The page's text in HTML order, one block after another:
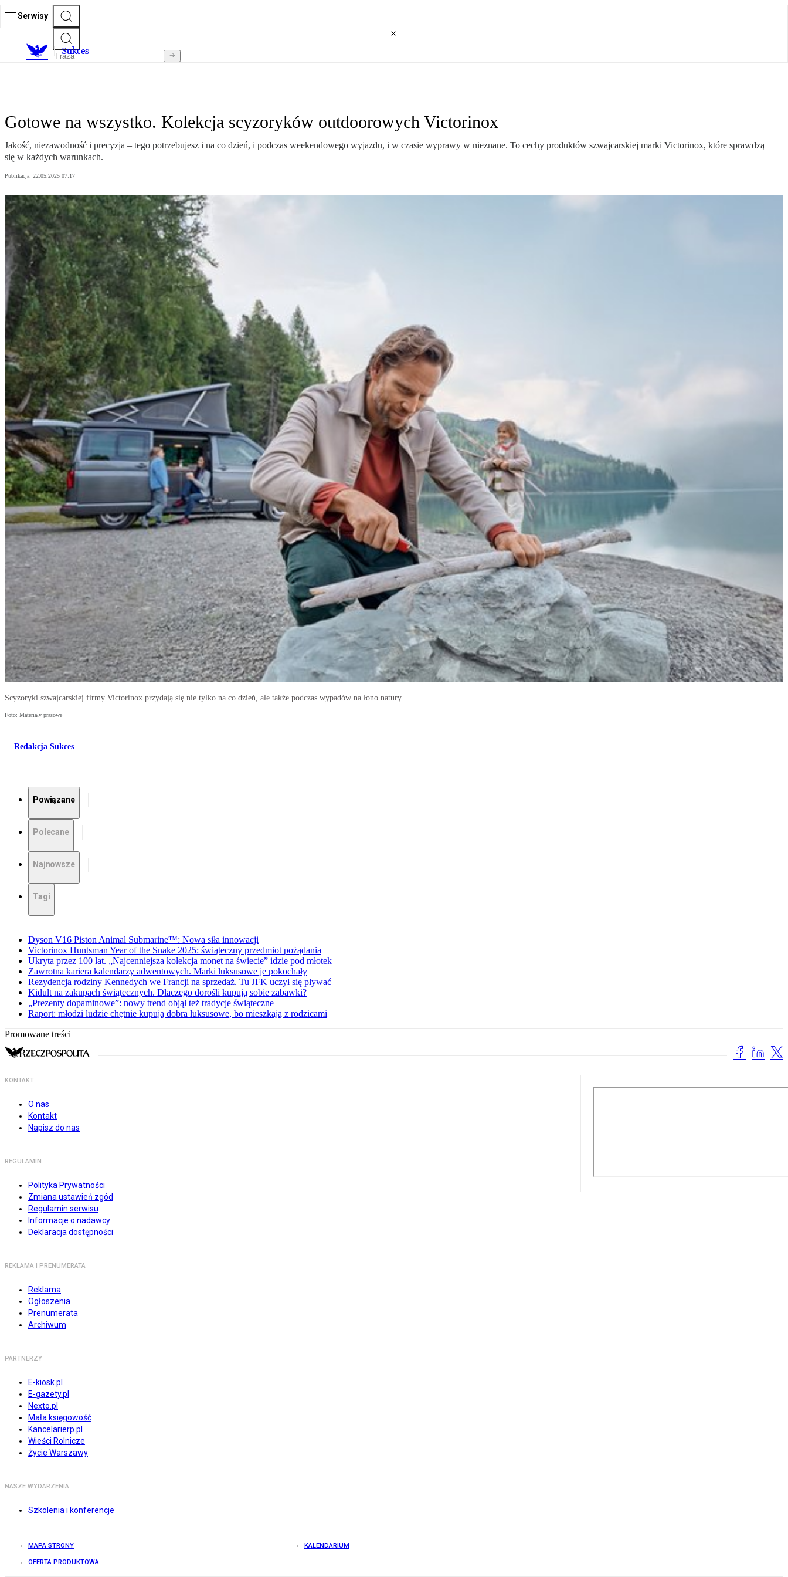
Serwisy
Sukces
Gotowe na wszystko. Kolekcja scyzoryków outdoorowych Victorinox
Jakość, niezawodność i precyzja – tego potrzebujesz i na co dzień, i podczas weekendowego wyjazdu, i w czasie wyprawy w nieznane. To cechy produktów szwajcarskiej marki Victorinox, które sprawdzą
się w każdych warunkach.
Publikacja: 22.05.2025 07:17
Scyzoryki szwajcarskiej firmy Victorinox przydają się nie tylko na co dzień, ale także podczas wypadów na łono natury.
Foto: Materiały prasowe
Redakcja Sukces
Powiązane
Polecane
Najnowsze
Tagi
Dyson V16 Piston Animal Submarine™: Nowa siła innowacji
Victorinox Huntsman Year of the Snake 2025: świąteczny przedmiot pożądania
Ukryta przez 100 lat. „Najcenniejsza kolekcja monet na świecie” idzie pod młotek
Zawrotna kariera kalendarzy adwentowych. Marki luksusowe je pokochały
Rezydencja rodziny Kennedych we Francji na sprzedaż. Tu JFK uczył się pływać
Kidult na zakupach świątecznych. Dlaczego dorośli kupują sobie zabawki?
„Prezenty dopaminowe”: nowy trend objął też tradycje świąteczne
Raport: młodzi ludzie chętnie kupują dobra luksusowe, bo mieszkają z rodzicami
Promowane treści
KONTAKT
O nas
Kontakt
Napisz do nas
REGULAMIN
Polityka Prywatności
Zmiana ustawień zgód
Regulamin serwisu
Informacje o nadawcy
Deklaracja dostępności
REKLAMA I PRENUMERATA
Reklama
Ogłoszenia
Prenumerata
Archiwum
PARTNERZY
E-kiosk.pl
E-gazety.pl
Nexto.pl
Mała księgowość
Kancelarierp.pl
Wieści Rolnicze
Życie Warszawy
NASZE WYDARZENIA
Szkolenia i konferencje
MAPA STRONY KALENDARIUM
OFERTA PRODUKTOWA